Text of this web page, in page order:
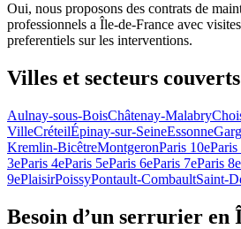
Oui, nous proposons des contrats de
professionnels a Île-de-France avec
preferentiels sur les interventions.
Villes et secteurs couverts
Aulnay-sous-BoisChâtenay-Malabry
VilleCréteilÉpinay-sur-SeineEssonne
Kremlin-BicêtreMontgeronParis 10eParis
3eParis 4eParis 5eParis 6eParis 7eParis 8e
9ePlaisirPoissyPontault-CombaultSaint-
Besoin d’un serrurier en